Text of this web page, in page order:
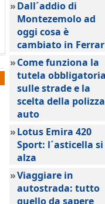
»Dall´addio di
Montezemolo ad
oggi cosa è
cambiato in
»Come funziona la
tutela obbligatoria
sulle strade e la
scelta della polizza
auto
»Lotus Emira 420
Sport: l´asticella si
alza
»Viaggiare in
autostrada: tutto
quello da sapere